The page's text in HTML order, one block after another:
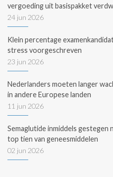
vergoeding uit basispakket
24 jun 2026
Klein percentage
stress voorgeschreven
23 jun 2026
Nederlanders moeten langer
in andere Europese landen
11 jun 2026
Semaglutide inmiddels gestegen
top tien van geneesmiddelen
02 jun 2026